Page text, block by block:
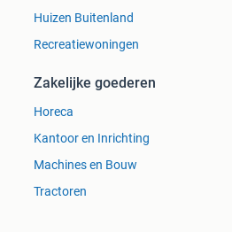
Huizen Buitenland
Recreatiewoningen
Zakelijke goederen
Horeca
Kantoor en Inrichting
Machines en Bouw
Tractoren